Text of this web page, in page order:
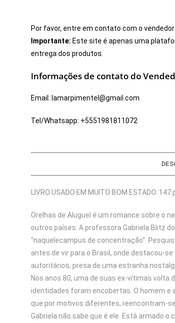
Por favor, entre em contato com o
Importante: Este site é apenas uma
entrega dos produtos.
Informações de contato do
Email: lamarpimentel@gmail.com
Tel/Whatsapp: +5551981811072
LIVRO USADO EM MUITO BOM ESTADO. 147
Orelhas de Aluguel é um romance sobre o
outros países. A professora Gabriela Blitz
“naquelecampus de concentração”.
antes de vir para o Brasil, onde destacou-
autoritários, presa de uma estranha
Nos anos 80, uma de suas ex-vítimas
identidades foram encobertas. O homem e
que por motivos diferentes, reencontram-
Gabriela não sabe que é ele. Está armado